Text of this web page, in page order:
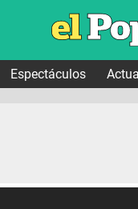
Espectáculos